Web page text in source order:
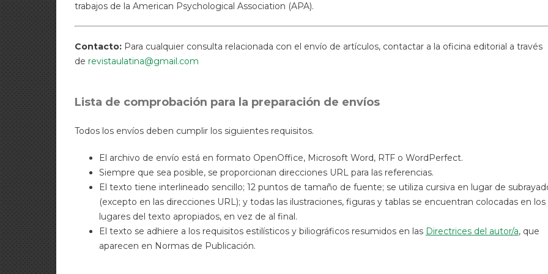
trabajos de la American Psychological Association (APA).
Contacto: Para cualquier consulta relacionada con el envío de artículos, contactar a la oficina editorial a través
de revistaulatina@gmail.com
Lista de comprobación para la preparación de envíos
Todos los envíos deben cumplir los siguientes requisitos.
El archivo de envío está en formato OpenOffice, Microsoft Word, RTF o WordPerfect.
Siempre que sea posible, se proporcionan direcciones URL para las referencias.
El texto tiene interlineado sencillo; 12 puntos de tamaño de fuente; se utiliza cursiva en lugar de
(excepto en las direcciones URL); y todas las ilustraciones, figuras y tablas se encuentran colocadas en los
lugares del texto apropiados, en vez de al final.
El texto se adhiere a los requisitos estilísticos y biliográficos resumidos en las Directrices del autor/a, que
aparecen en Normas de Publicación.